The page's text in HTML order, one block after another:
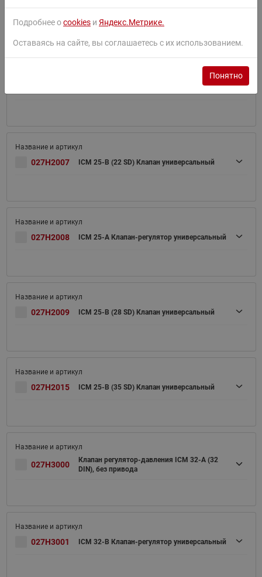
ICM 25-A (22 SD) Клапан универсальный
027H2007 ICM 25-B (22 SD) Клапан универсальный
027H2008 ICM 25-A Клапан-регулятор универсальный
027H2009 ICM 25-B (28 SD) Клапан универсальный
027H2015 ICM 25-B (35 SD) Клапан универсальный
027H3000
Клапан регулятор-давления ICM 32-A (32
DIN), без привода
027H3001 ICM 32-B Клапан-регулятор универсальный
Подробнее оcookies и Яндекс.Метрике.
Оставаясь на сайте, вы соглашаетесь с их использованием.
Понятно